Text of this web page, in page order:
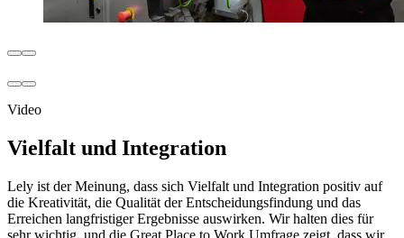
Video
Vielfalt und Integration
Lely ist der Meinung, dass sich Vielfalt und Integration positiv auf
die Kreativität, die Qualität der Entscheidungsfindung und das
Erreichen langfristiger Ergebnisse auswirken. Wir halten dies für